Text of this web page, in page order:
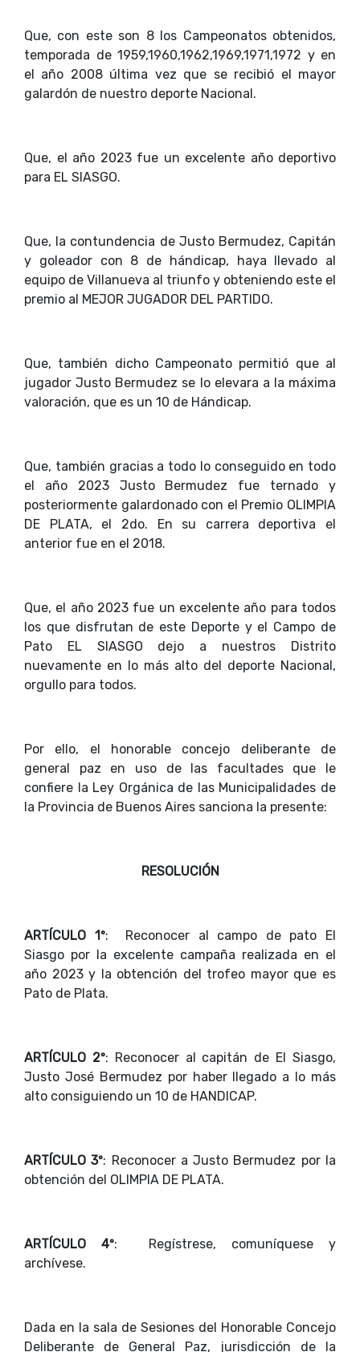
Que, con este son 8 los Campeonatos obtenidos,
temporada de 1959,1960,1962,1969,1971,1972 y en
el año 2008 última vez que se recibió el mayor
galardón de nuestro deporte Nacional.
Que, el año 2023 fue un excelente año deportivo
para EL SIASGO.
Que, la contundencia de Justo Bermudez, Capitán
y goleador con 8 de hándicap, haya llevado al
equipo de Villanueva al triunfo y obteniendo este el
premio al MEJOR JUGADOR DEL PARTIDO.
Que, también dicho Campeonato permitió que al
jugador Justo Bermudez se lo elevara a la máxima
valoración, que es un 10 de Hándicap.
Que, también gracias a todo lo conseguido en todo
el año 2023 Justo Bermudez fue ternado y
posteriormente galardonado con el Premio OLIMPIA
DE PLATA, el 2do. En su carrera deportiva el
anterior fue en el 2018.
Que, el año 2023 fue un excelente año para todos
los que disfrutan de este Deporte y el Campo de
Pato EL SIASGO dejo a nuestros Distrito
nuevamente en lo más alto del deporte Nacional,
orgullo para todos.
Por ello, el honorable concejo deliberante de
general paz en uso de las facultades que le
confiere la Ley Orgánica de las Municipalidades de
la Provincia de Buenos Aires sanciona la presente:
RESOLUCIÓN
ARTÍCULO 1º: Reconocer al campo de pato El
Siasgo por la excelente campaña realizada en el
año 2023 y la obtención del trofeo mayor que es
Pato de Plata.
ARTÍCULO 2º: Reconocer al capitán de El Siasgo,
Justo José Bermudez por haber llegado a lo más
alto consiguiendo un 10 de HANDICAP.
ARTÍCULO 3º: Reconocer a Justo Bermudez por la
obtención del OLIMPIA DE PLATA.
ARTÍCULO 4º: Regístrese, comuníquese y
archívese.
Dada en la sala de Sesiones del Honorable Concejo
Deliberante de General Paz, jurisdicción de la